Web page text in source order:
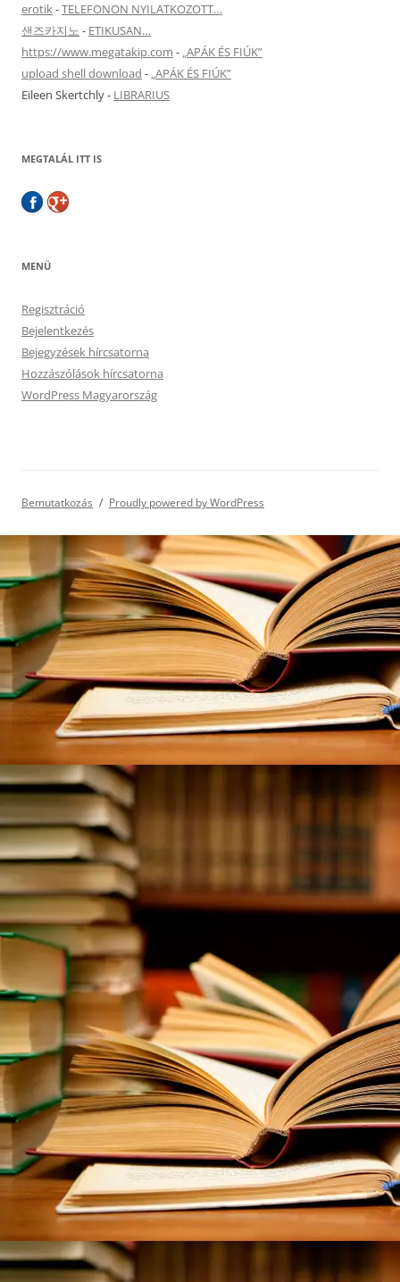
erotik-TELEFONON NYILATKOZOTT…
샌즈카지노 - ETIKUSAN…
https://www.megatakip.com - „APÁK ÉS FIÚK”
upload shell download - „APÁK ÉS FIÚK”
Eileen Skertchly- LIBRARIUS
MEGTALÁL ITT IS
MENÜ
Regisztráció
Bejelentkezés
Bejegyzések hírcsatorna
Hozzászólások hírcsatorna
WordPress Magyarország
Bemutatkozás Proudly powered by WordPress